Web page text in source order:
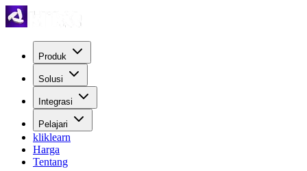
Produk
Solusi
Integrasi
Pelajari
kliklearn
Harga
Tentang